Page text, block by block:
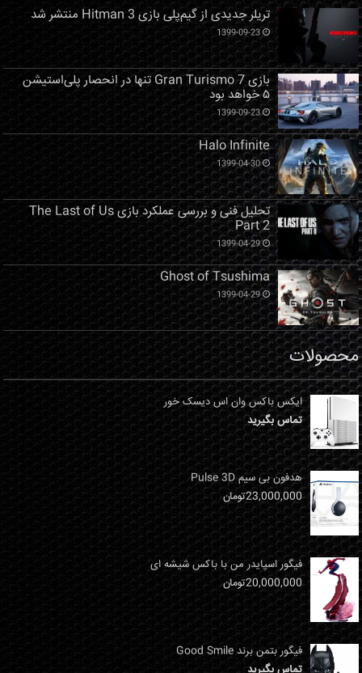
تریلر جدیدی از گیم‌پلی بازی Hitman 3 منتشر شد
1399-09-23
بازی Gran Turismo 7 تنها در انحصار پلی‌استیشن
۵ خواهد بود
1399-09-23
Halo Infinite
1399-04-30
تحلیل فنی و بررسی عملکرد بازی The Last of Us
Part 2
1399-04-29
Ghost of Tsushima
1399-04-29
محصولات
ایکس باکس وان اس دیسک خور
تماس بگیرید
هدفون بی سیم Pulse 3D
23,000,000تومان
فیگور اسپایدر من با باکس شیشه ای
20,000,000تومان
فیگور بتمن برند Good Smile